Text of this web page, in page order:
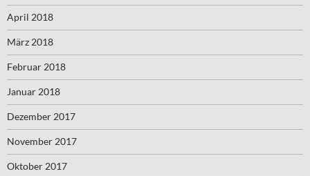
April 2018
März 2018
Februar 2018
Januar 2018
Dezember 2017
November 2017
Oktober 2017